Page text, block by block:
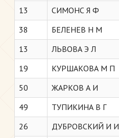
13
СИМОНС Я Ф
38
БЕЛЕНЕВ Н М
13
ЛЬВОВА Э Л
19
КУРШАКОВА М П
50
ЖАРКОВ А И
49
ТУПИКИНА В Г
26
ДУБРОВСКИЙ И И